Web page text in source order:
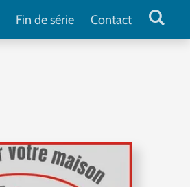
Fin de série Contact